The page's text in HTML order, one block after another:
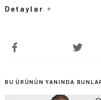
Detaylar
BU ÜRÜNÜN YANINDA